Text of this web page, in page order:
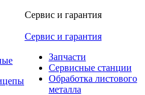
Сервис и гарантия
Сервис и гарантия
Запчасти
Сервисные станции
Обработка листового
металла